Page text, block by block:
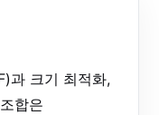
과 크기 최적화,
합은